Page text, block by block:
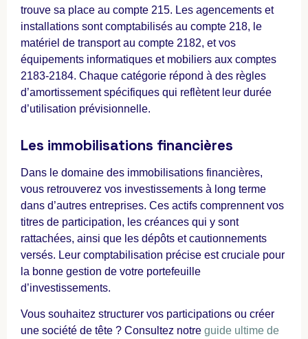
trouve sa place au compte 215. Les agencements et
installations sont comptabilisés au compte 218, le
matériel de transport au compte 2182, et vos
équipements informatiques et mobiliers aux comptes
2183-2184. Chaque catégorie répond à des règles
d’amortissement spécifiques qui reflètent leur durée
d’utilisation prévisionnelle.
Les immobilisations financières
Dans le domaine des immobilisations financières,
vous retrouverez vos investissements à long terme
dans d’autres entreprises. Ces actifs comprennent vos
titres de participation, les créances qui y sont
rattachées, ainsi que les dépôts et cautionnements
versés. Leur comptabilisation précise est cruciale pour
la bonne gestion de votre portefeuille
d’investissements.
Vous souhaitez structurer vos participations ou créer
une société de tête ? Consultez notre guide ultime de